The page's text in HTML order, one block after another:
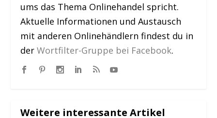
ums das Thema Onlinehandel spricht.
Aktuelle Informationen und Austausch
mit anderen Onlinehändlern findest du in
derWortfilter-Gruppe bei Facebook.
Weitere interessante Artikel